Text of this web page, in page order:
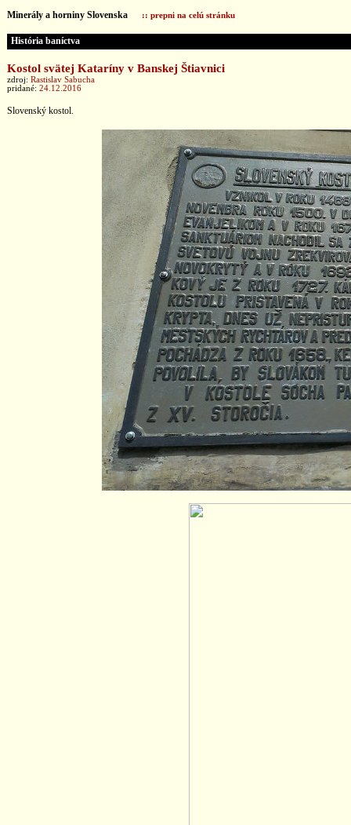
Minerály a horniny Slovenska :: prepni na celú stránku
História baníctva
Kostol svätej Kataríny v Banskej Štiavnici
zdroj: Rastislav Sabucha
pridané: 24.12.2016
Slovenský kostol.